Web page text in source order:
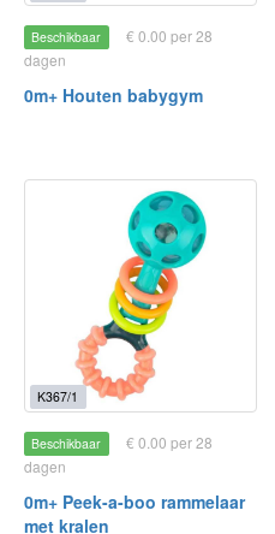
Beschikbaar
€ 0.00 per 28
dagen
0m+ Houten babygym
K367/1
Beschikbaar
€ 0.00 per 28
dagen
0m+ Peek-a-boo rammelaar
met kralen